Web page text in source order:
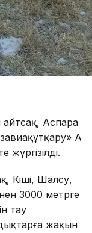
Аспара
АҚ
Кіші, Шалсу,
3000 метрге
тау
жақын